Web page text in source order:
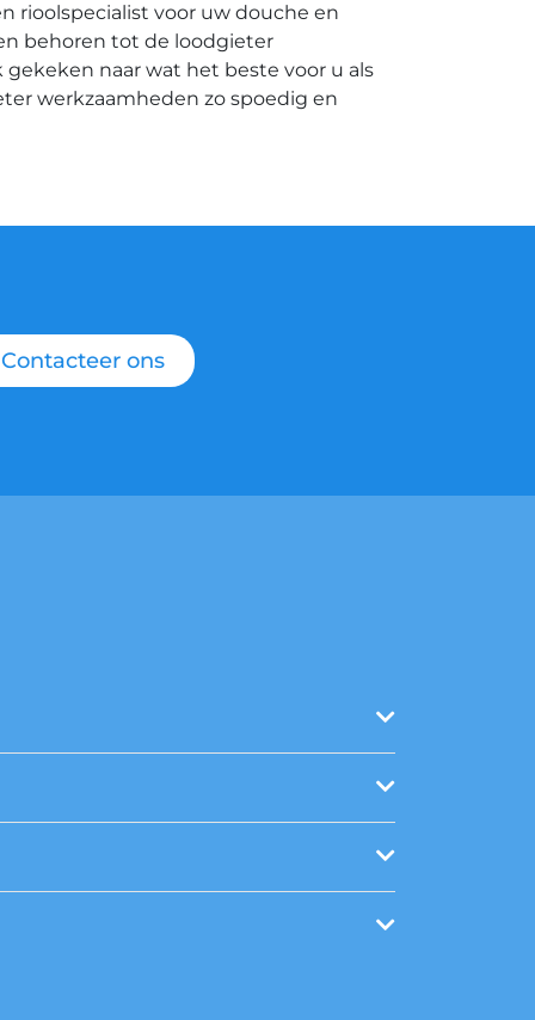
rioolspecialist voor uw douche en
behoren tot de loodgieter
naar wat het beste voor u als
werkzaamheden zo spoedig en
Contacteer ons